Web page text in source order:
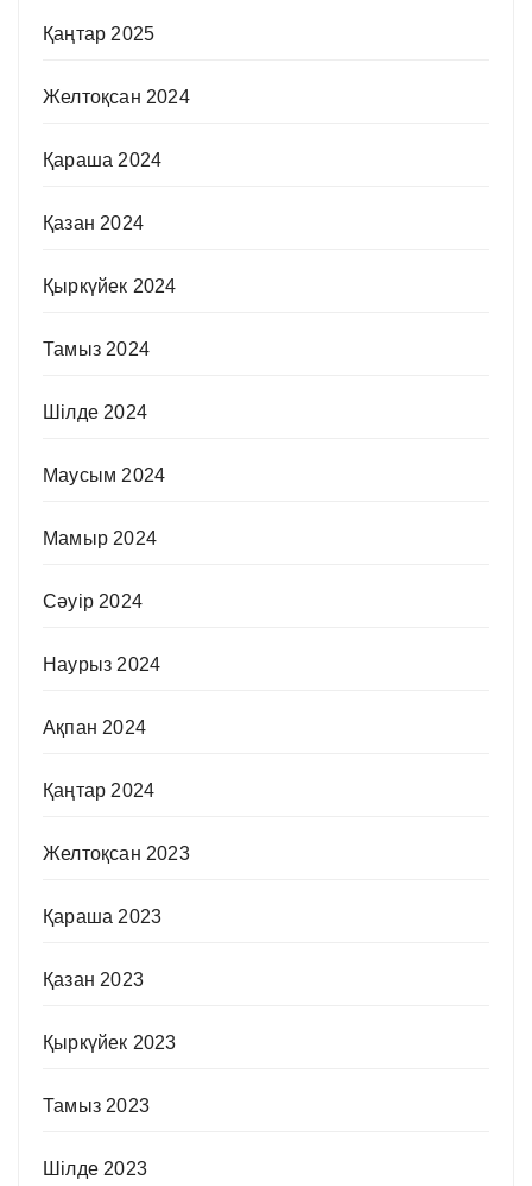
Қаңтар 2025
Желтоқсан 2024
Қараша 2024
Қазан 2024
Қыркүйек 2024
Тамыз 2024
Шілде 2024
Маусым 2024
Мамыр 2024
Сәуір 2024
Наурыз 2024
Ақпан 2024
Қаңтар 2024
Желтоқсан 2023
Қараша 2023
Қазан 2023
Қыркүйек 2023
Тамыз 2023
Шілде 2023